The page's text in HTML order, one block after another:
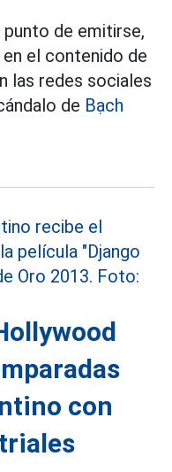
punto de emitirse,
el contenido de
las redes sociales
de Bạch
con